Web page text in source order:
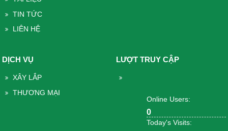
TIN TỨC
LIÊN HỆ
DỊCH VỤ
XÂY LẮP
THƯƠNG MẠI
LƯỢT TRUY CẬP
Online Users:
0
Today's Visits: